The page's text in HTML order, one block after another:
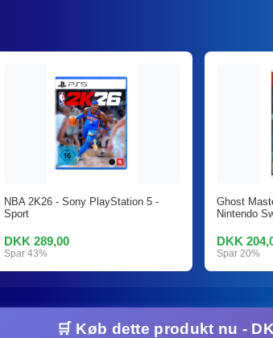
NBA 2K26 - Sony PlayStation 5 -
Sport
DKK 289,00
Spar 43%
Ghost
Nintendo
DKK
Spar 20%
🛒 Køb dette produkt nu -